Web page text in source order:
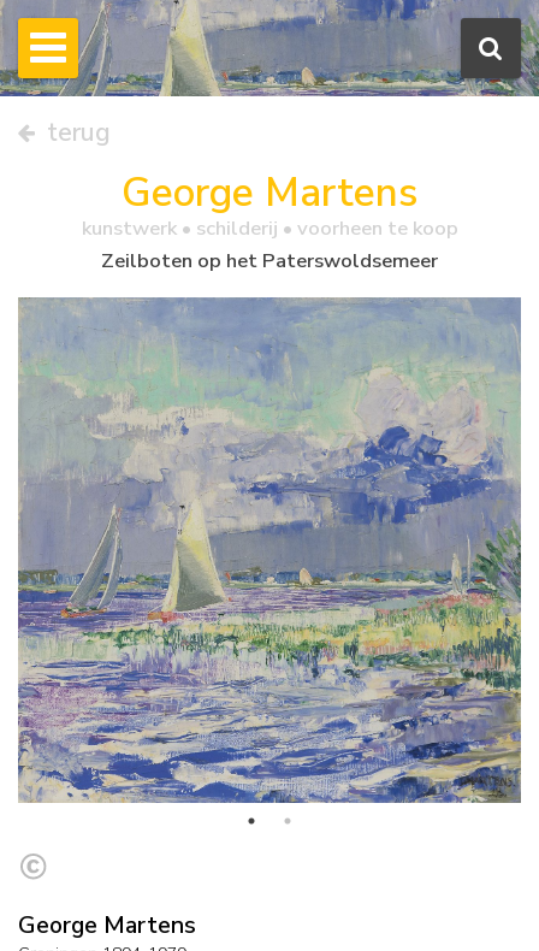
terug
George Martens
kunstwerk • schilderij • voorheen te koop
Zeilboten op het Paterswoldsemeer
George Martens